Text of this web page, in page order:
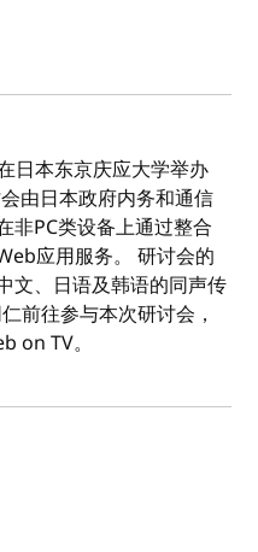
日本东京庆应大学举办
由日本政府内务和通信
非PC类设备上通过整合
应用服务。 研讨会的
文、日语及韩语的同声传
前往参与本次研讨会，
on TV。